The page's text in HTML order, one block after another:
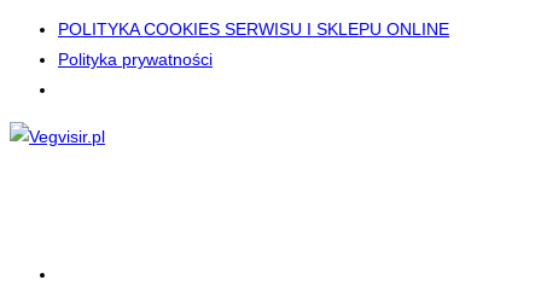
POLITYKA COOKIES SERWISU I SKLEPU ONLINE
Polityka prywatności
Skip